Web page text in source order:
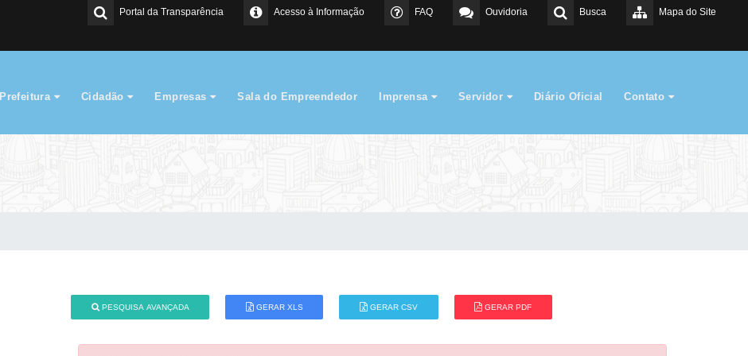
Mapa do Site
Busca
Ouvidoria
FAQ
Acesso à Informação
Portal da Transparência
Prefeitura Cidadão Empresas Sala do Empreendedor Imprensa Servidor Diário Oficial Contato
PESQUISA AVANÇADA GERAR XLS GERAR CSV GERAR PDF